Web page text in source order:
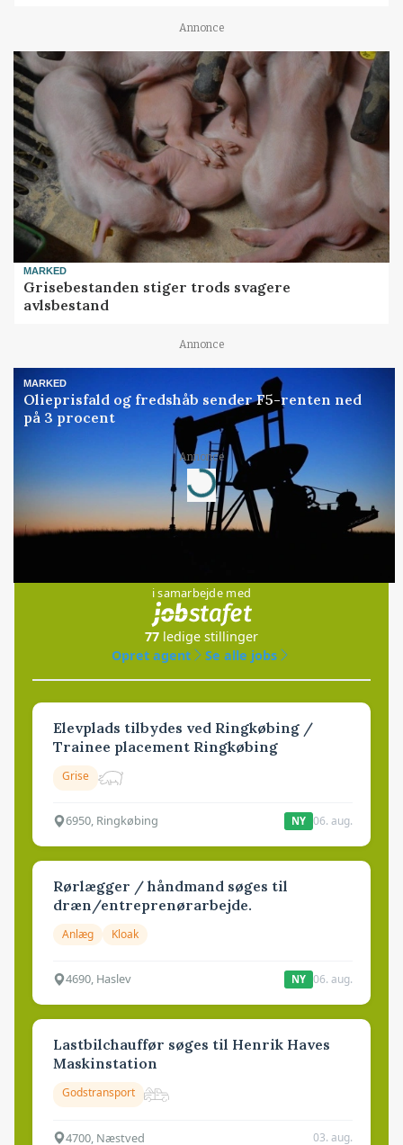
Annonce
MARKED
Grisebestanden stiger trods svagere
avlsbestand
Annonce
MARKED
Olieprisfald og fredshåb sender F5-renten ned
på 3 procent
Annonce
Loading...
i samarbejde med
77 ledige stillinger
Opret agent
Se alle jobs
Elevplads tilbydes ved Ringkøbing /
Trainee placement Ringkøbing
Grise
6950, Ringkøbing NY 06. aug.
Rørlægger / håndmand søges til
dræn/entreprenørarbejde.
Anlæg Kloak
4690, Haslev NY 06. aug.
Lastbilchauffør søges til Henrik Haves
Maskinstation
Godstransport
4700, Næstved 03. aug.